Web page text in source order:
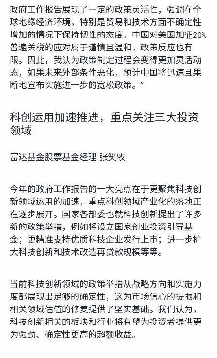
政府工作报告展现了一定的政策灵活性，强调在全
球地缘经济环境，特别是贸易和技术方面不确定性
增加的情况下保持韧性的态度。中国对美国加征20%
普遍关税的应对属于谨慎且温和，政策反应也有
限。因此，我认为政策制定过程会变得更加灵活动
态，如果未来外部条件恶化，预计中国将迅速且果
断地宣布实施进一步的宽松政策。”
科创运用加速推进，重点关注三大投资
领域
富达基金股票基金经理 张笑牧
今年的政府工作报告的一大亮点在于更聚焦科技创
新领域运用的加速，重点科创领域产业化的落地正
在逐步展开。国家各部委也就科技创新提出了许多
新的政策举措，例如将设立国家创业投资引导基
金；更精准支持优质科技企业发行上市；进一步扩
大科技创新和技术改造再贷款规模等等。
当前科技创新领域的政策举措从战略方向和实施力
度都展现出足够的确定性，这为市场信心的提振和
相关领域估值的修复提供了坚实基础。我们认为，
科技创新相关的板块和行业将有望为投资者提供更
为强劲、确定性更高的超额收益。